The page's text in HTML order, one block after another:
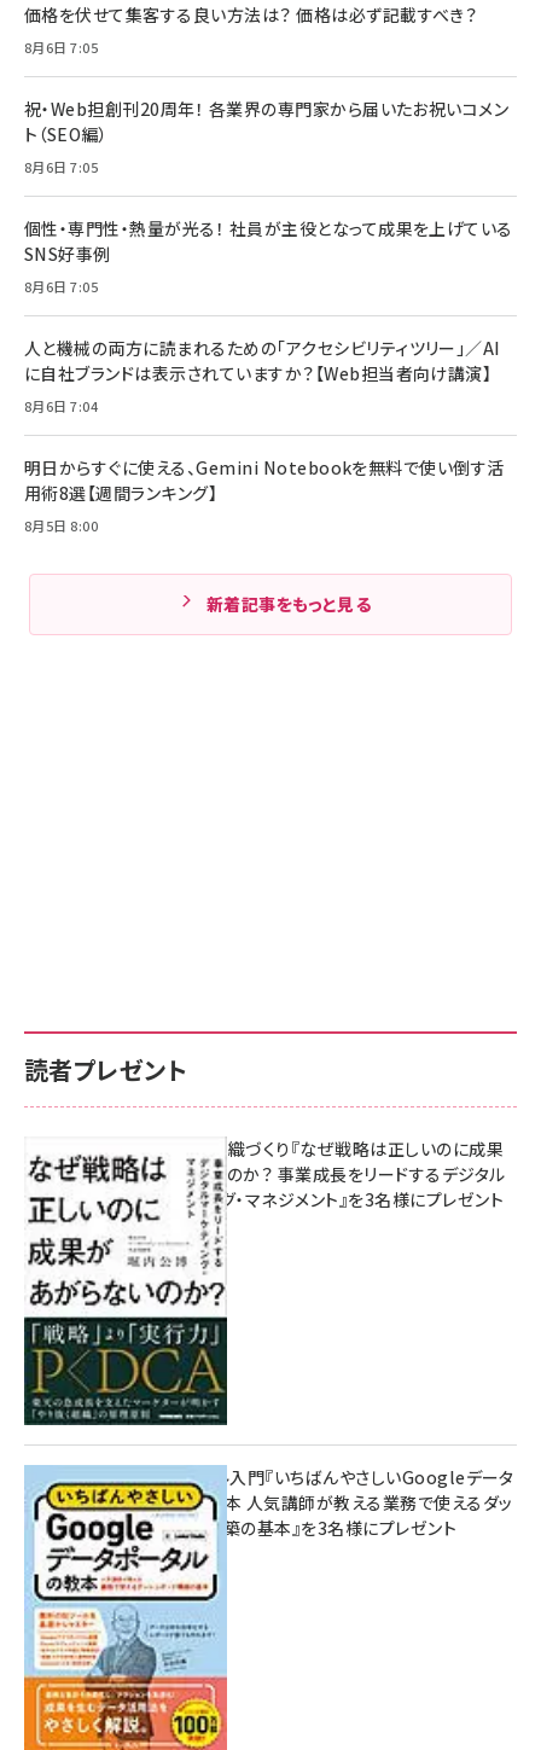
価格を伏せて集客する良い方法は？ 価格は必ず記載すべき？
8月6日 7:05
祝・Web担創刊20周年！ 各業界の専門家から届いたお祝いコメン
ト（SEO編）
8月6日 7:05
個性・専門性・熱量が光る！ 社員が主役となって成果を上げている
SNS好事例
8月6日 7:05
人と機械の両方に読まれるための「アクセシビリティツリー」／AI
に自社ブランドは表示されていますか？【Web担当者向け講演】
8月6日 7:04
明日からすぐに使える、Gemini Notebookを無料で使い倒す活
用術8選【週間ランキング】
8月5日 8:00
新着記事をもっと見る
読者プレゼント
成果を生む組織づくり『なぜ戦略は正しいのに成果
があがらないのか？ 事業成長をリードするデジタル
マーケティング・マネジメント』を3名様にプレゼント
8月7日 10:00
無料BIツール入門『いちばんやさしいGoogleデータ
ポータルの教本 人気講師が教える業務で使えるダッ
シュボード構築の基本』を3名様にプレゼント
7月31日 10:00